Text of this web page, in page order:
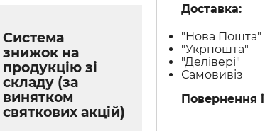
Система
знижок на
продукцію зі
складу (за
винятком
святкових акцій)
Доставка:
"Нова Пошта"
"Укрпошта"
"Делівері"
Самовивіз
Повернення